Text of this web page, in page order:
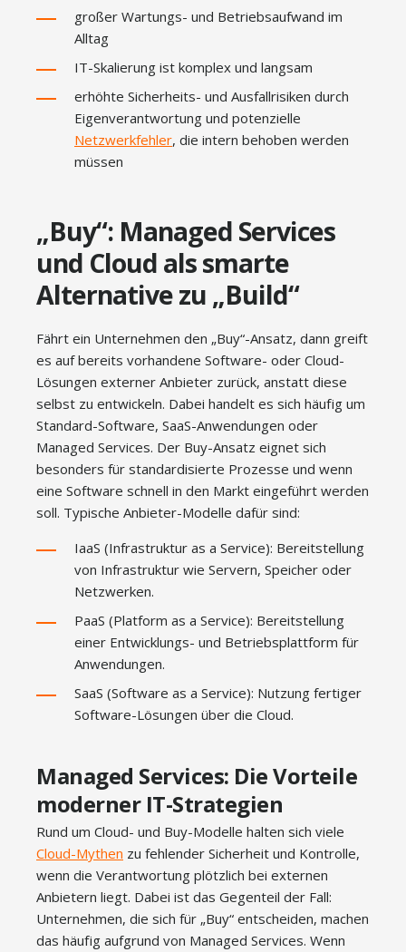
großer Wartungs- und Betriebsaufwand im
Alltag
IT-Skalierung ist komplex und langsam
erhöhte Sicherheits- und Ausfallrisiken durch
Eigenverantwortung und potenzielle
Netzwerkfehler, die intern behoben werden
müssen
„Buy“: Managed Services
und Cloud als smarte
Alternative zu „Build“
Fährt ein Unternehmen den „Buy“-Ansatz, dann greift
es auf bereits vorhandene Software- oder Cloud-
Lösungen externer Anbieter zurück, anstatt diese
selbst zu entwickeln. Dabei handelt es sich häufig um
Standard-Software, SaaS-Anwendungen oder
Managed Services. Der Buy-Ansatz eignet sich
besonders für standardisierte Prozesse und wenn
eine Software schnell in den Markt eingeführt werden
soll. Typische Anbieter-Modelle dafür sind:
IaaS (Infrastruktur as a Service): Bereitstellung
von Infrastruktur wie Servern, Speicher oder
Netzwerken.
PaaS (Platform as a Service): Bereitstellung
einer Entwicklungs- und Betriebsplattform für
Anwendungen.
SaaS (Software as a Service): Nutzung fertiger
Software-Lösungen über die Cloud.
Managed Services: Die Vorteile
moderner IT-Strategien
Rund um Cloud- und Buy-Modelle halten sich viele
Cloud-Mythen zu fehlender Sicherheit und Kontrolle,
wenn die Verantwortung plötzlich bei externen
Anbietern liegt. Dabei ist das Gegenteil der Fall:
Unternehmen, die sich für „Buy“ entscheiden, machen
das häufig aufgrund von Managed Services. Wenn